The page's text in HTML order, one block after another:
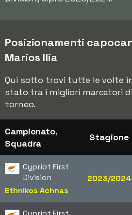
Posizionamenti
Marios Ilia
Qui sotto trovi tutte le volte
stato tra i migliori marcatori
torneo.
Campionato,
Squadra
Stagione
Cypriot First
Division
Ethnikos Achnas
2023/2024